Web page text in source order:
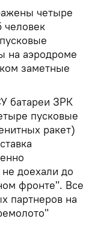
четыре
человек
на аэродроме
заметные
батареи ЗРК
пусковые
ракет)
доехали до
фронте". Все
партнеров на